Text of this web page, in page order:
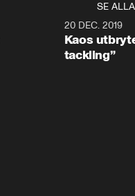
SE ALLA
20 DEC. 2019
Kaos
tackling”